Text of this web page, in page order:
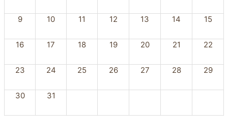
9 10 11 12 13 14 15
16 17 18 19 20 21 22
23 24 25 26 27 28 29
30 31